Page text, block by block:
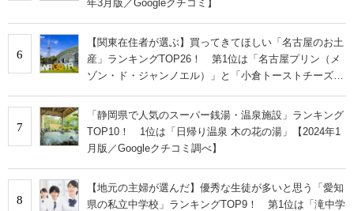
年3月版／Googleクチコミ】
6
【関東在住者が選ぶ】買ってきてほしい「名古屋のお土
産」ランキングTOP26！ 第1位は「名古屋プリン（メ
ゾン・ド・ジャンノエル）」と「小倉トーストチーズケ
7
「静岡県で人気のスーパー銭湯・温泉施設」ランキング
TOP10！ 1位は「日帰り温泉 木の花の湯」【2024年1
月版／Googleクチコミ調べ】
8
【地元の主婦が選んだ】優秀な生徒が多いと思う「愛知
県の私立中学校」ランキングTOP9！ 第1位は「滝中学